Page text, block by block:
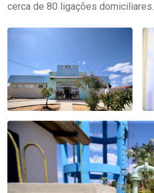
cerca de 80 ligações domiciliares.